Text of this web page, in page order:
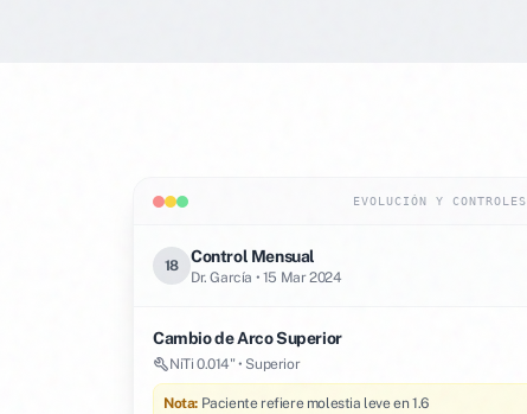
EVOLUCIÓN Y CONTROLES
18 Control Mensual
Dr. García • 15 Mar 2024
Cambio de Arco Superior
NiTi 0.014" • Superior
Nota: Paciente refiere molestia leve en 1.6